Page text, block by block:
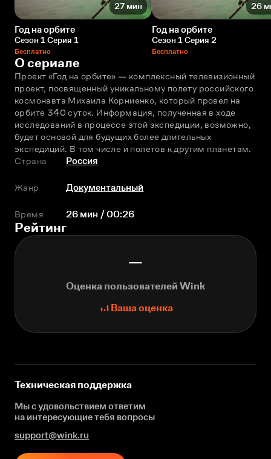
27 мин
Год на орбите
Сезон 1 Серия 1
Бесплатно
26
Год на орбите
Сезон 1 Серия 2
Бесплатно
О сериале
Проект «Год на орбите» — комплексный телевизионный
проект, посвященный уникальному полету российского
космонавта Михаила Корниенко, который провел на
орбите 340 суток. Информация, полученная в ходе
исследований в процессе этой экспедиции, возможно,
будет основой для будущих более длительных
экспедиций. В том числе и полетов к другим планетам.
Страна
Россия
Жанр Документальный
Время 26 мин / 00:26
Рейтинг
—
Оценка пользователей Wink
Ваша оценка
Техническая поддержка
Мы с удовольствием ответим
на интересующиетебя вопросы
support@wink.ru